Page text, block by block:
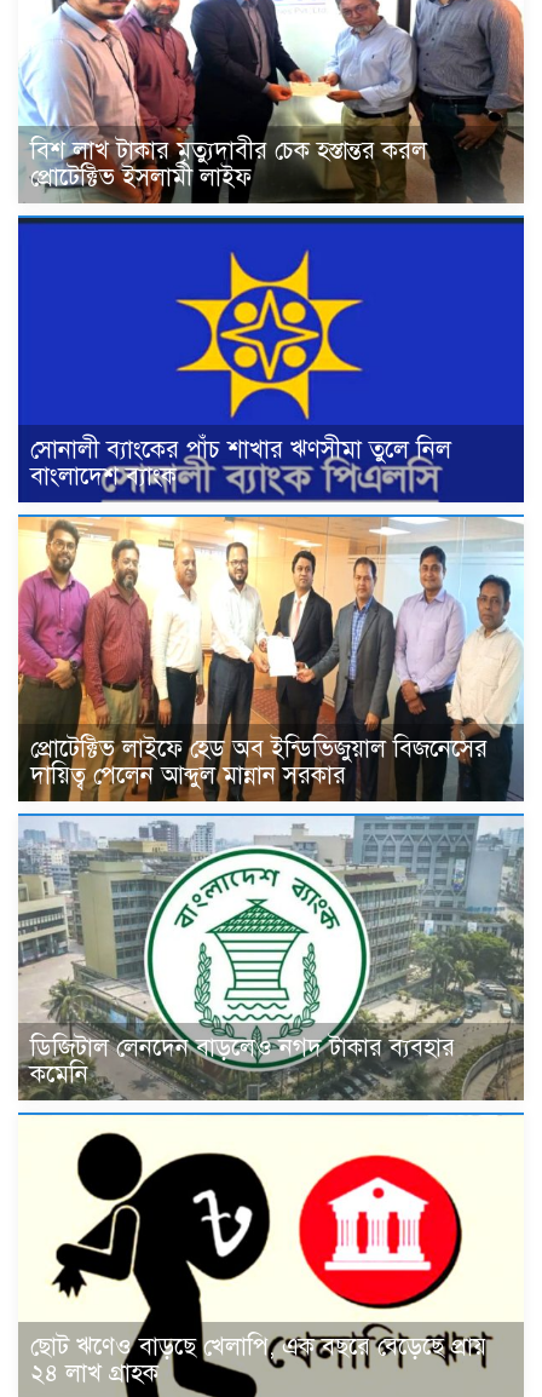
বিশ লাখ টাকার মৃত্যুদাবীর চেক হস্তান্তর করল
প্রোটেক্টিভ ইসলামী লাইফ
সোনালী ব্যাংকের পাঁচ শাখার ঋণসীমা তুলে নিল
বাংলাদেশ ব্যাংক
প্রোটেক্টিভ লাইফে হেড অব ইন্ডিভিজুয়াল বিজনেসের
দায়িত্ব পেলেন আব্দুল মান্নান সরকার
ডিজিটাল লেনদেন বাড়লেও নগদ টাকার ব্যবহার
কমেনি
ছোট ঋণেও বাড়ছে খেলাপি, এক বছরে বেড়েছে প্রায়
২৪ লাখ গ্রাহক